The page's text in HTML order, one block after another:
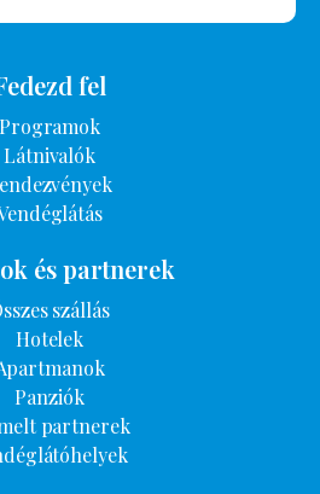
fel
Programok
Látnivalók
és partnerek
szállás
Hotelek
Panziók
partnerek